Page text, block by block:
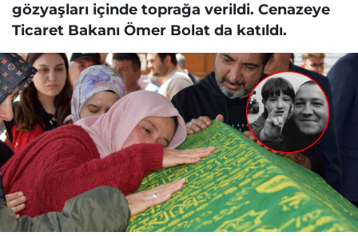
gözyaşları içinde toprağa verildi. Cenazeye
Ticaret Bakanı Ömer Bolat da katıldı.